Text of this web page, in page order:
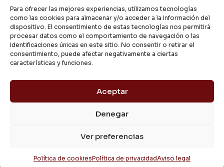
Para ofrecer las mejores experiencias, utilizamos tecnologías
como las cookies para almacenar y/o acceder a la información del
dispositivo. El consentimiento de estas tecnologías nos permitirá
procesar datos como el comportamiento de navegación o las
identificaciones únicas en este sitio. No consentir o retirar el
consentimiento, puede afectar negativamente a ciertas
características y funciones.
Aceptar
Denegar
Ver preferencias
Política de cookiesPolítica de privacidadAviso legal
Política de PrivacidadCondiciones de Uso